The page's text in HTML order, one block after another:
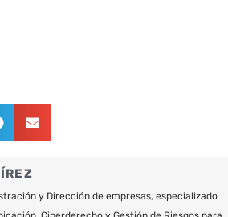
y Dirección de empresas, especializado